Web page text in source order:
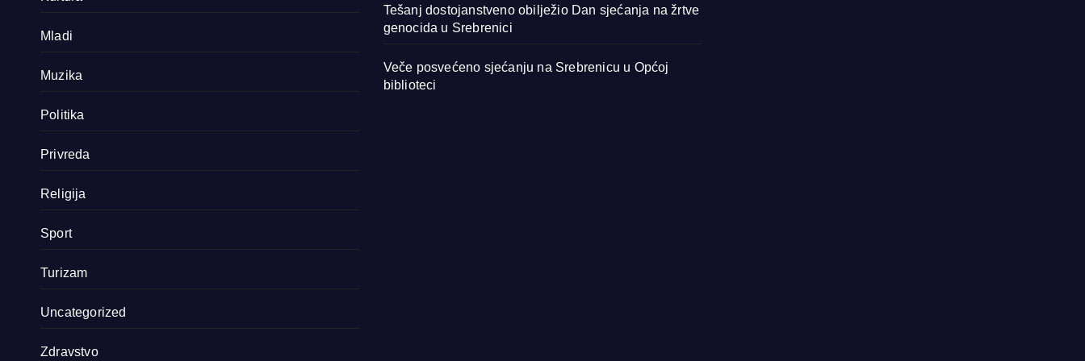
Mladi
Muzika
Politika
Privreda
Religija
Sport
Turizam
Uncategorized
Zdravstvo
Tešanj dostojanstveno obilježio Dan sjećanja na žrtve
genocida u Srebrenici
Veče posvećeno sjećanju na Srebrenicu u Općoj
biblioteci